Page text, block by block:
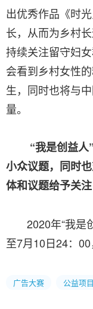
出优秀作品《时
长，从而为乡村
持续关注留守妇
会看到乡村女性
生，同时也将与
量。
“我是创益人”
小众议题，同时
体和议题给予关
2020年“我是
至7月10日24：00
广告大赛 公益项目